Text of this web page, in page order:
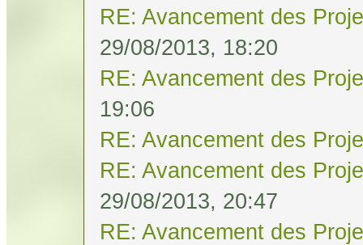
RE: Avancement des
29/08/2013, 18:20
RE: Avancement des
19:06
RE: Avancement des
RE: Avancement des
29/08/2013, 20:47
RE: Avancement des